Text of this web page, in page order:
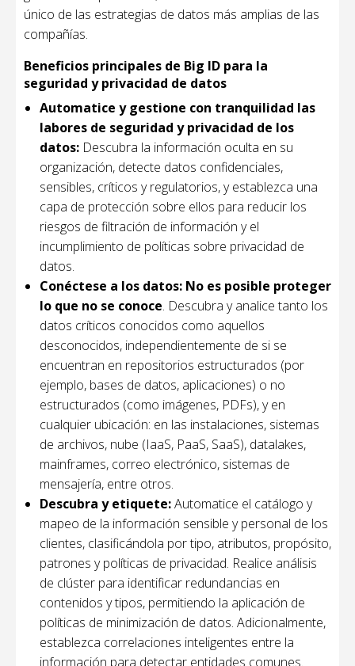
único de las estrategias de datos más amplias de las
compañías.
Beneficios principales de Big ID para la
seguridad y privacidad de datos
Automatice y gestione con tranquilidad las
labores de seguridad y privacidad de los
datos: Descubra la información oculta en su
organización, detecte datos confidenciales,
sensibles, críticos y regulatorios, y establezca una
capa de protección sobre ellos para reducir los
riesgos de filtración de información y el
incumplimiento de políticas sobre privacidad de
datos.
Conéctese a los datos: No es posible proteger
lo que no se conoce. Descubra y analice tanto los
datos críticos conocidos como aquellos
desconocidos, independientemente de si se
encuentran en repositorios estructurados (por
ejemplo, bases de datos, aplicaciones) o no
estructurados (como imágenes, PDFs), y en
cualquier ubicación: en las instalaciones, sistemas
de archivos, nube (IaaS, PaaS, SaaS), datalakes,
mainframes, correo electrónico, sistemas de
mensajería, entre otros.
Descubra y etiquete:Automatice el catálogo y
mapeo de la información sensible y personal de los
clientes, clasificándola por tipo, atributos, propósito,
patrones y políticas de privacidad. Realice análisis
de clúster para identificar redundancias en
contenidos y tipos, permitiendo la aplicación de
políticas de minimización de datos. Adicionalmente,
establezca correlaciones inteligentes entre la
información para detectar entidades comunes.